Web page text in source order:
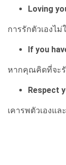
Loving
การรักตัวเองไ
If you
หากคุณคิดที่จะรั
Respect
เคารพตัวเองแ